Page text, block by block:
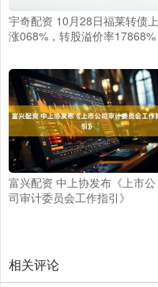
宇奇配资 10月28日福莱转债上
涨068%，转股溢价率17868%
富兴配资 中上协发布《上市公
司审计委员会工作指引》
相关评论